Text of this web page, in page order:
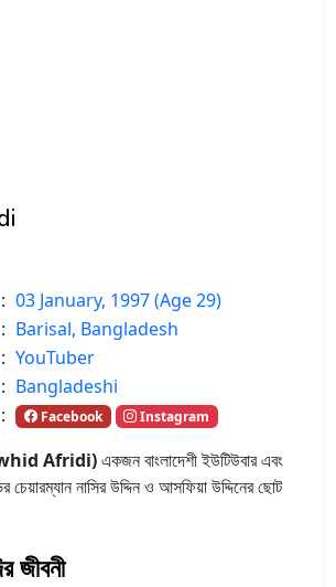
: 03 January, 1997 (Age 29)
: Barisal, Bangladesh
: YouTuber
: Bangladeshi
: Facebook Instagram
Afridi)একজন বাংলাদেশী ইউটিউবার এবং
চেয়ারম্যান নাসির উদ্দিন ও আসফিয়া উদ্দিনের ছোট
জীবনী